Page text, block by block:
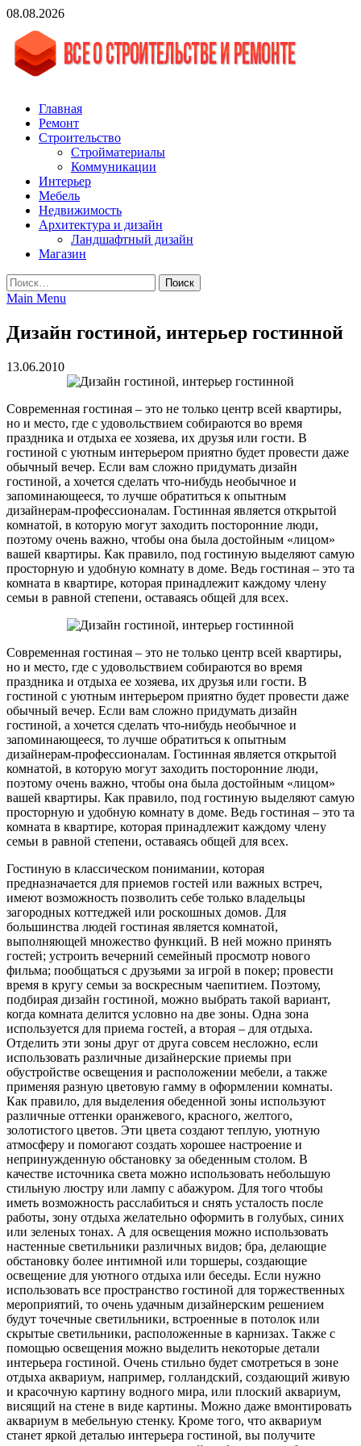
Skip
content
08.08.2026
vgasa.ru
Строительный журнал. Всё о строительстве и ремонтах
Главная
Ремонт
Строительство
Стройматериалы
Коммуникации
Интерьер
Мебель
Недвижимость
Архитектура и дизайн
Ландшафтный дизайн
Магазин
Найти:
Main Menu
Дизайн гостиной, интерьер гостинной
13.06.2010
Современная гостиная – это не только центр всей квартиры,
но и место, где с удовольствием собираются во время
праздника и отдыха ее хозяева, их друзья или гости. В
гостиной с уютным интерьером приятно будет провести даже
обычный вечер. Если вам сложно придумать дизайн
гостиной, а хочется сделать что-нибудь необычное и
запоминающееся, то лучше обратиться к опытным
дизайнерам-профессионалам. Гостинная является открытой
комнатой, в которую могут заходить посторонние люди,
поэтому очень важно, чтобы она была достойным «лицом»
вашей квартиры. Как правило, под гостиную выделяют самую
просторную и удобную комнату в доме. Ведь гостиная – это та
комната в квартире, которая принадлежит каждому члену
семьи в равной степени, оставаясь общей для всех.
Современная гостиная – это не только центр всей квартиры,
но и место, где с удовольствием собираются во время
праздника и отдыха ее хозяева, их друзья или гости. В
гостиной с уютным интерьером приятно будет провести даже
обычный вечер. Если вам сложно придумать дизайн
гостиной, а хочется сделать что-нибудь необычное и
запоминающееся, то лучше обратиться к опытным
дизайнерам-профессионалам. Гостинная является открытой
комнатой, в которую могут заходить посторонние люди,
поэтому очень важно, чтобы она была достойным «лицом»
вашей квартиры. Как правило, под гостиную выделяют самую
просторную и удобную комнату в доме. Ведь гостиная – это та
комната в квартире, которая принадлежит каждому члену
семьи в равной степени, оставаясь общей для всех.
Гостиную в классическом понимании, которая
предназначается для приемов гостей или важных встреч,
имеют возможность позволить себе только владельцы
загородных коттеджей или роскошных домов. Для
большинства людей гостиная является комнатой,
выполняющей множество функций. В ней можно принять
гостей; устроить вечерний семейный просмотр нового
фильма; пообщаться с друзьями за игрой в покер; провести
время в кругу семьи за воскресным чаепитием. Поэтому,
подбирая дизайн гостиной, можно выбрать такой вариант,
когда комната делится условно на две зоны. Одна зона
используется для приема гостей, а вторая – для отдыха.
Отделить эти зоны друг от друга совсем несложно, если
использовать различные дизайнерские приемы при
обустройстве освещения и расположении мебели, а также
применяя разную цветовую гамму в оформлении комнаты.
Как правило, для выделения обеденной зоны используют
различные оттенки оранжевого, красного, желтого,
золотистого цветов. Эти цвета создают теплую, уютную
атмосферу и помогают создать хорошее настроение и
непринужденную обстановку за обеденным столом. В
качестве источника света можно использовать небольшую
стильную люстру или лампу с абажуром. Для того чтобы
иметь возможность расслабиться и снять усталость после
работы, зону отдыха желательно оформить в голубых, синих
или зеленых тонах. А для освещения можно использовать
настенные светильники различных видов; бра, делающие
обстановку более интимной или торшеры, создающие
освещение для уютного отдыха или беседы. Если нужно
использовать все пространство гостиной для торжественных
мероприятий, то очень удачным дизайнерским решением
будут точечные светильники, встроенные в потолок или
скрытые светильники, расположенные в карнизах. Также с
помощью освещения можно выделить некоторые детали
интерьера гостиной. Очень стильно будет смотреться в зоне
отдыха аквариум, например, голландский, создающий живую
и красочную картину водного мира, или плоский аквариум,
висящий на стене в виде картины. Можно даже вмонтировать
аквариум в мебельную стенку. Кроме того, что аквариум
станет яркой деталью интерьера гостиной, вы получите